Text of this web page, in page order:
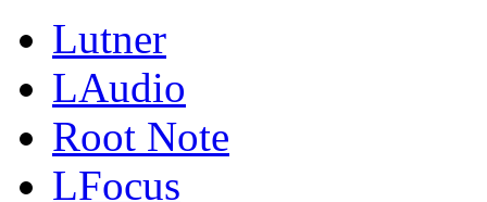
Lutner
LAudio
Root Note
LFocus